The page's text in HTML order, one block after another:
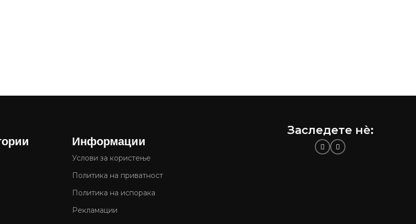
Информации
Услови за користење
Политика на приватност
Политика на испорака
Рекламации
Заследете нѐ: